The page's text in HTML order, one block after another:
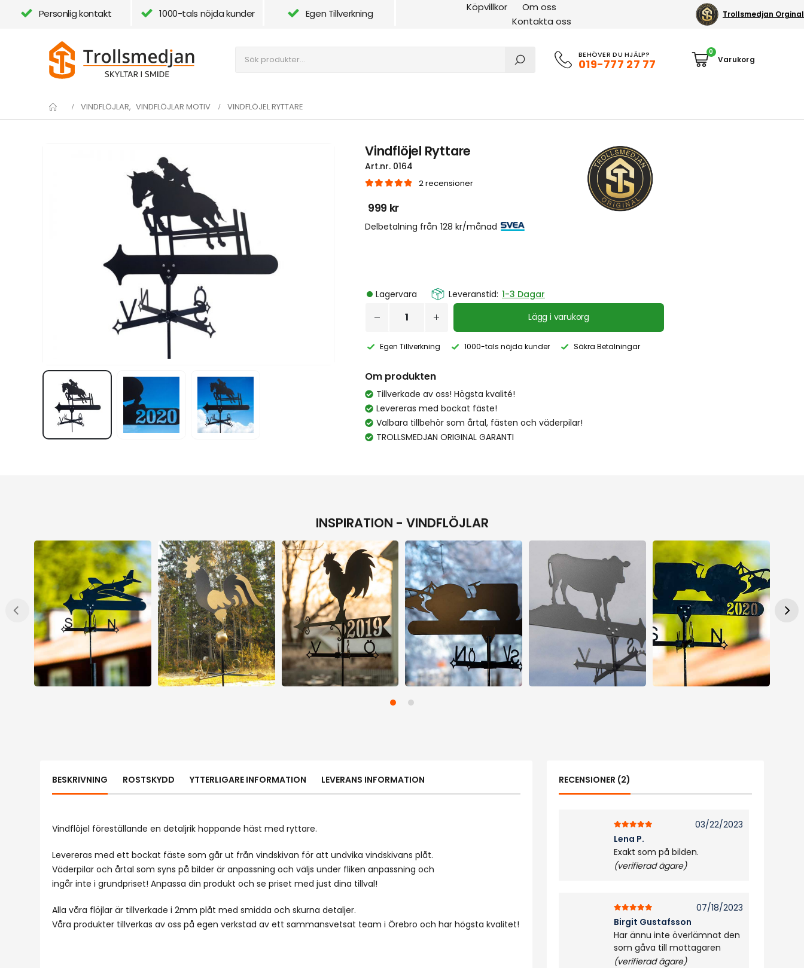
Personlig kontakt 1000-tals nöjda kunder Egen Tillverkning
Köpvillkor
Om oss
Kontakta oss
Trollsmedjan Orginal
BEHÖVER DU HJÄLP?
019-777 27 77
0
VINDFLÖJLAR, VINDFLÖJLAR MOTIV VINDFLÖJEL RYTTARE
Vindflöjel Ryttare
Art.nr. 0164
2recensioner
999 kr
Delbetalning från 128 kr/månad
Lagervara Leveranstid: 1-3 Dagar
Lägg i varukorg
Egen Tillverkning 1000-tals nöjda kunder Säkra Betalningar
Om produkten
Tillverkade av oss! Högsta kvalité!
Levereras med bockat fäste!
Valbara tillbehör som årtal, fästen och väderpilar!
TROLLSMEDJAN ORIGINAL GARANTI
INSPIRATION - VINDFLÖJLAR
BESKRIVNING ROSTSKYDD YTTERLIGARE INFORMATION LEVERANS INFORMATION
Vindflöjel föreställande en detaljrik hoppande häst med ryttare.
Levereras med ett bockat fäste som går ut från vindskivan för att undvika vindskivans plåt.
Väderpilar och årtal som syns på bilder är anpassning och väljs under fliken anpassning och
ingår inte i grundpriset! Anpassa din produkt och se priset med just dina tillval!
Alla våra flöjlar är tillverkade i 2mm plåt med smidda och skurna detaljer.
Våra produkter tillverkas av oss på egen verkstad av ett sammansvetsat team i Örebro och har högsta kvalitet!
RECENSIONER (2)
03/22/2023
Lena P.
Exakt som på bilden.
(verifierad ägare)
av 5
07/18/2023
Birgit Gustafsson
Har ännu inte överlämnat den
som gåva till mottagaren
(verifierad ägare)